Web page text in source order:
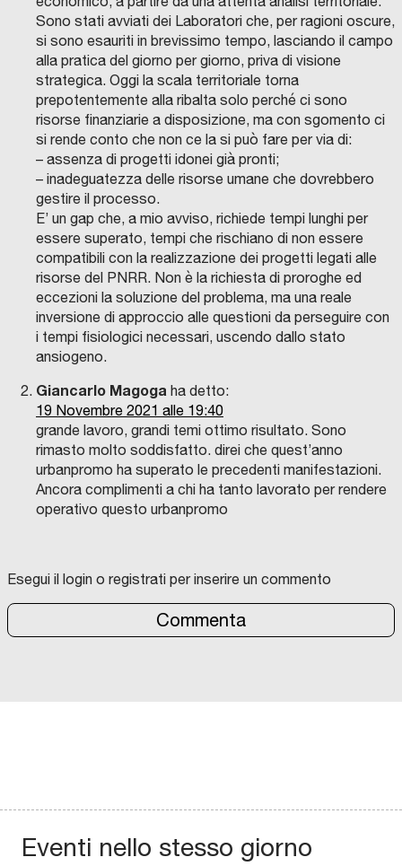
Sono stati avviati dei Laboratori che, per ragioni oscure,
si sono esauriti in brevissimo tempo, lasciando il campo
alla pratica del giorno per giorno, priva di visione
strategica. Oggi la scala territoriale torna
prepotentemente alla ribalta solo perché ci sono
risorse finanziarie a disposizione, ma con sgomento ci
si rende conto che non ce la si può fare per via di:
– assenza di progetti idonei già pronti;
– inadeguatezza delle risorse umane che dovrebbero
gestire il processo.
E’ un gap che, a mio avviso, richiede tempi lunghi per
essere superato, tempi che rischiano di non essere
compatibili con la realizzazione dei progetti legati alle
risorse del PNRR. Non è la richiesta di proroghe ed
eccezioni la soluzione del problema, ma una reale
inversione di approccio alle questioni da perseguire con
i tempi fisiologici necessari, uscendo dallo stato
ansiogeno.
Giancarlo Magoga ha detto:
19 Novembre 2021 alle 19:40
grande lavoro, grandi temi ottimo risultato. Sono
rimasto molto soddisfatto. direi che quest’anno
urbanpromo ha superato le precedenti manifestazioni.
Ancora complimenti a chi ha tanto lavorato per rendere
operativo questo urbanpromo
Esegui il login o registrati per inserire un commento
Commenta
Eventi nello stesso giorno